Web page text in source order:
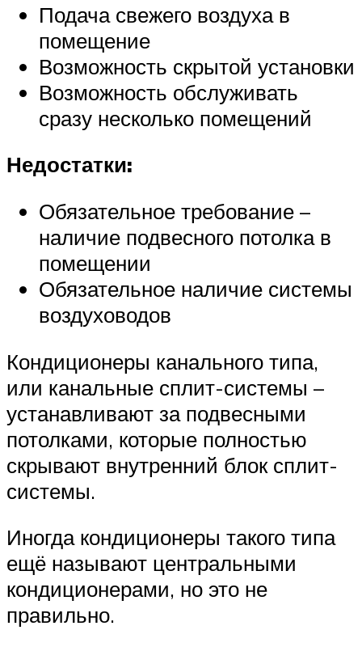
Подача свежего воздуха в
помещение
Возможность скрытой установки
Возможность обслуживать
сразу несколько помещений
Недостатки:
Обязательное требование –
наличие подвесного потолка в
помещении
Обязательное наличие системы
воздуховодов
Кондиционеры канального типа,
или канальные сплит-системы –
устанавливают за подвесными
потолками, которые полностью
скрывают внутренний блок сплит-
системы.
Иногда кондиционеры такого типа
ещё называют центральными
кондиционерами, но это не
правильно.